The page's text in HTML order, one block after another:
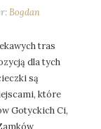
Bogdan
tras
dla tych
są
które
Gotyckich Ci,